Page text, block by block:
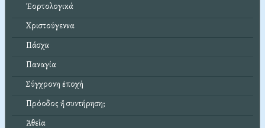
Ἑορτολογικά
Χριστούγεννα
Πάσχα
Παναγία
Σύγχρονη ἐποχή
Πρόοδος ἤ συντήρηση;
Ἀθεΐα